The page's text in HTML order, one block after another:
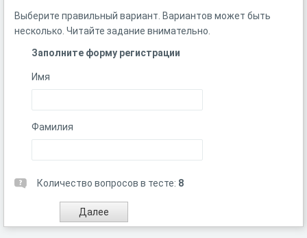
Выберите правильный вариант. Вариантов может быть
несколько. Читайте задание внимательно.
Заполните форму регистрации
Имя
Фамилия
Количество вопросов в тесте: 8